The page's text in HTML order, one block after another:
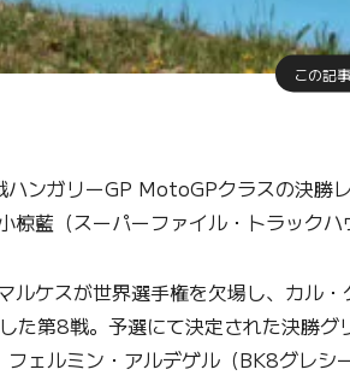
この記
ガリーGP MotoGPクラスの決勝レ
椋藍（スーパーファイル・トラック
ルケスが世界選手権を欠場し、カル
た第8戦。予選にて決定された決勝
ェルミン・アルデゲル（BK8グレ